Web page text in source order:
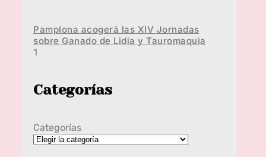
Pamplona acogerá las XIV Jornadas
sobre Ganado de Lidia y Tauromaquia
Categorías
Categorías